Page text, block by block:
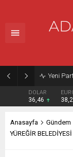
Yeni
DOLAR
36,46
Anasayfa
Gündem
YÜREĞİR